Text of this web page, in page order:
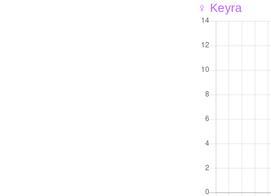
♀ Keyra